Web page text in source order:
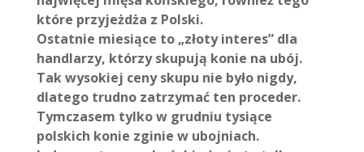
które przyjeżdża z Polski.
Ostatnie miesiące to „złoty interes” dla
handlarzy, którzy skupują konie na ubój.
Tak wysokiej ceny skupu nie było nigdy,
dlatego trudno zatrzymać ten proceder.
Tymczasem tylko w grudniu tysiące
polskich konie zginie w ubojniach.